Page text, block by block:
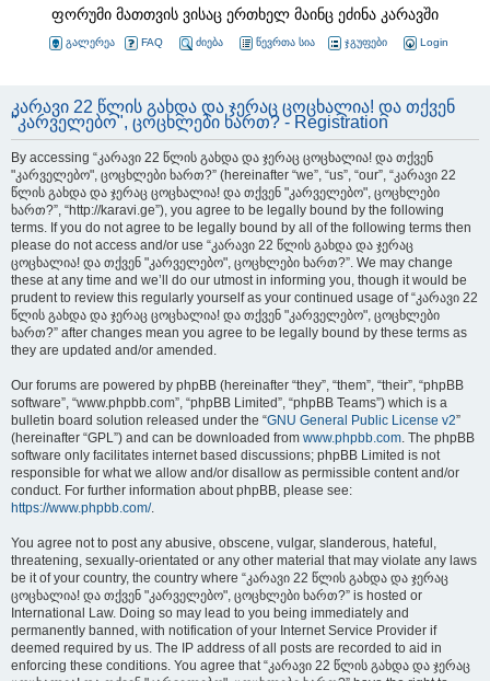
ფორუმი მათთვის ვისაც ერთხელ მაინც ეძინა კარავში
გალერეა FAQ ძიება წევრთა სია ჯგუფები Login
კარავი 22 წლის გახდა და ჯერაც ცოცხალია! და თქვენ
"კარველებო", ცოცხლები ხართ? - Registration
By accessing “კარავი 22 წლის გახდა და ჯერაც ცოცხალია! და თქვენ
"კარველებო", ცოცხლები ხართ?” (hereinafter “we”, “us”, “our”, “კარავი 22
წლის გახდა და ჯერაც ცოცხალია! და თქვენ "კარველებო", ცოცხლები
ხართ?”, “http://karavi.ge”), you agree to be legally bound by the following
terms. If you do not agree to be legally bound by all of the following terms then
please do not access and/or use “კარავი 22 წლის გახდა და ჯერაც
ცოცხალია! და თქვენ "კარველებო", ცოცხლები ხართ?”. We may change
these at any time and we’ll do our utmost in informing you, though it would be
prudent to review this regularly yourself as your continued usage of “კარავი 22
წლის გახდა და ჯერაც ცოცხალია! და თქვენ "კარველებო", ცოცხლები
ხართ?” after changes mean you agree to be legally bound by these terms as
they are updated and/or amended.
Our forums are powered by phpBB (hereinafter “they”, “them”, “their”, “phpBB
software”, “www.phpbb.com”, “phpBB Limited”, “phpBB Teams”) which is a
bulletin board solution released under the “GNU General Public License v2”
(hereinafter “GPL”) and can be downloaded from www.phpbb.com. The phpBB
software only facilitates internet based discussions; phpBB Limited is not
responsible for what we allow and/or disallow as permissible content and/or
conduct. For further information about phpBB, please see:
https://www.phpbb.com/.
You agree not to post any abusive, obscene, vulgar, slanderous, hateful,
threatening, sexually-orientated or any other material that may violate any laws
be it of your country, the country where “კარავი 22 წლის გახდა და ჯერაც
ცოცხალია! და თქვენ "კარველებო", ცოცხლები ხართ?” is hosted or
International Law. Doing so may lead to you being immediately and
permanently banned, with notification of your Internet Service Provider if
deemed required by us. The IP address of all posts are recorded to aid in
enforcing these conditions. You agree that “კარავი 22 წლის გახდა და ჯერაც